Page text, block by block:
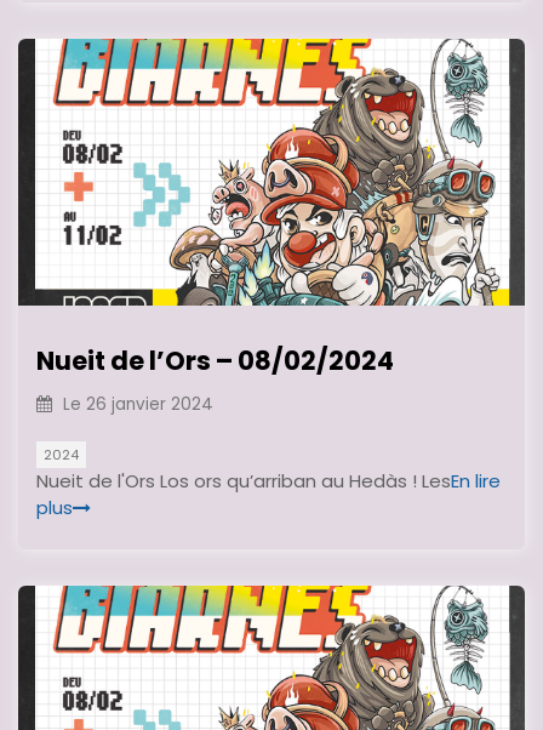
Nueit de l’Ors – 08/02/2024
Le 26 janvier 2024
2024
Nueit de l'Ors Los ors qu’arriban au Hedàs ! LesEn lire
plus